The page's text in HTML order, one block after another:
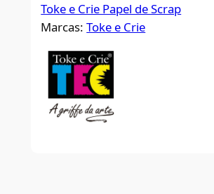
Toke e Crie Papel de Scrap
Marcas:Toke e Crie